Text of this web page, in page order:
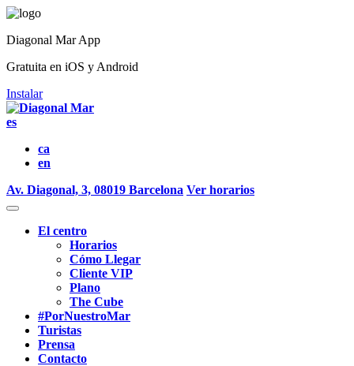
Diagonal Mar App
Gratuita en iOS y Android
Instalar
es
ca
en
Av. Diagonal, 3, 08019 Barcelona Ver horarios
El centro
Horarios
Cómo Llegar
Cliente VIP
Plano
The Cube
#PorNuestroMar
Turistas
Prensa
Contacto